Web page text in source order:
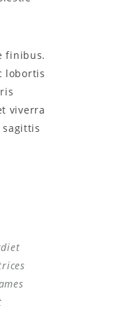
finibus.
lobortis
viverra